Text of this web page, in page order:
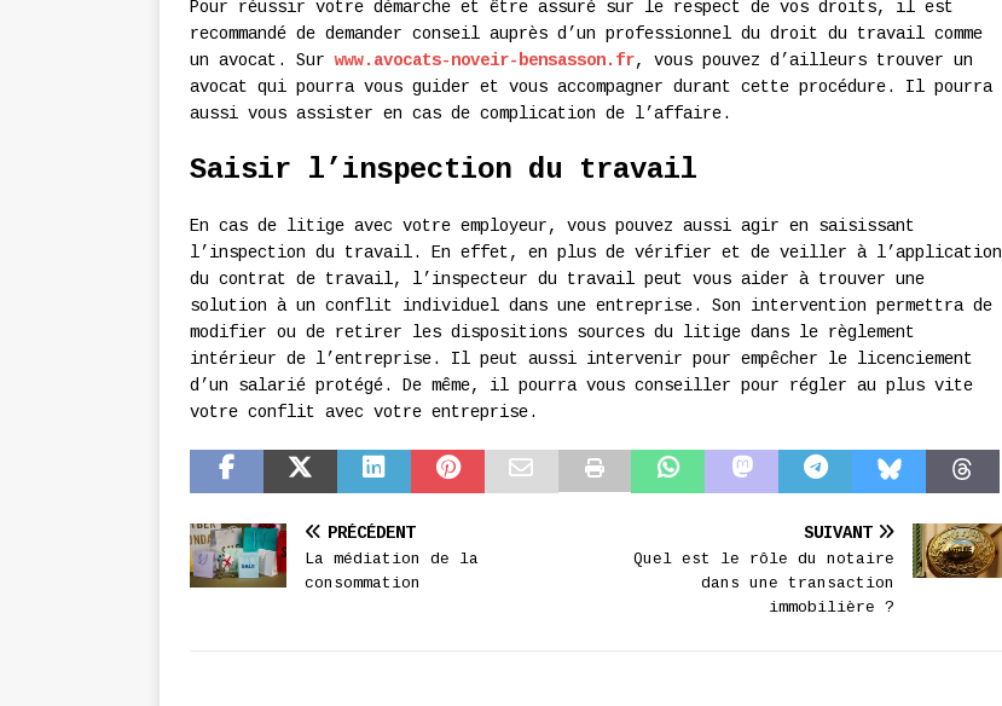
Pour réussir votre démarche et être assuré sur le respect de vos droits, il est
recommandé de demander conseil auprès d’un professionnel du droit du travail comme
un avocat. Surwww.avocats-noveir-bensasson.fr, vous pouvez d’ailleurs trouver un
avocat qui pourra vous guider et vous accompagner durant cette procédure. Il pourra
aussi vous assister en cas de complication de l’affaire.
Saisir l’inspection du travail
En cas de litige avec votre employeur, vous pouvez aussi agir en saisissant
l’inspection du travail. En effet, en plus de vérifier et de veiller à l’application
du contrat de travail, l’inspecteur du travail peut vous aider à trouver une
solution à un conflit individuel dans une entreprise. Son intervention permettra de
modifier ou de retirer les dispositions sources du litige dans le règlement
intérieur de l’entreprise. Il peut aussi intervenir pour empêcher le licenciement
d’un salarié protégé. De même, il pourra vous conseiller pour régler au plus vite
votre conflit avec votre entreprise.
PRÉCÉDENT
La médiation de la
consommation
SUIVANT
Quel est le rôle du notaire
dans une transaction
immobilière ?